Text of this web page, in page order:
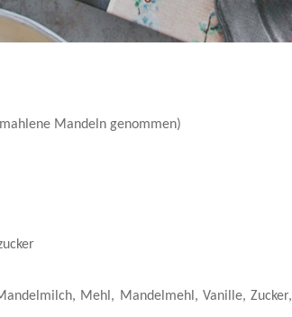
Mandeln genommen)
Mehl, Mandelmehl, Vanille,